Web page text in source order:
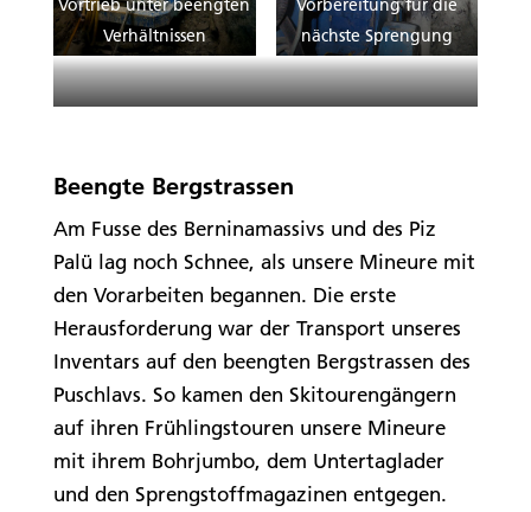
Vortrieb unter beengten
Verhältnissen
Vorbereitung für die
nächste Sprengung
Schutterarbeiten im Ascialistollen
Beengte Bergstrassen
Am Fusse des Berninamassivs und des Piz
Palü lag noch Schnee, als unsere Mineure mit
den Vorarbeiten begannen. Die erste
Herausforderung war der Transport unseres
Inventars auf den beengten Bergstrassen des
Puschlavs. So kamen den Skitourengängern
auf ihren Frühlingstouren unsere Mineure
mit ihrem Bohrjumbo, dem Untertaglader
und den Sprengstoffmagazinen entgegen.